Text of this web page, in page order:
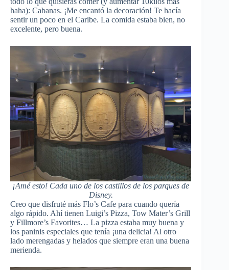
haha): Cabanas. ¡Me encantó la decoración! Te hacía
sentir un poco en el Caribe. La comida estaba bien, no
excelente, pero buena.
¡Amé esto! Cada uno de los castillos de los parques de
Disney.
Creo que disfruté más Flo’s Cafe para cuando quería
algo rápido. Ahí tienen Luigi’s Pizza, Tow Mater’s Grill
y Fillmore’s Favorites… La pizza estaba muy buena y
los paninis especiales que tenía ¡una delicia! Al otro
lado merengadas y helados que siempre eran una buena
merienda.